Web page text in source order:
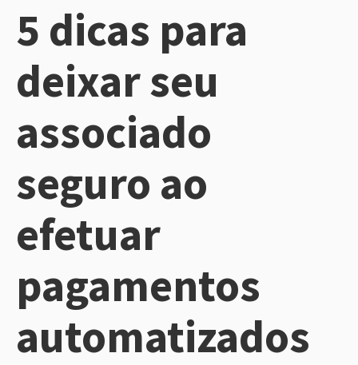
5 dicas para
deixar seu
associado
seguro ao
efetuar
pagamentos
automatizados